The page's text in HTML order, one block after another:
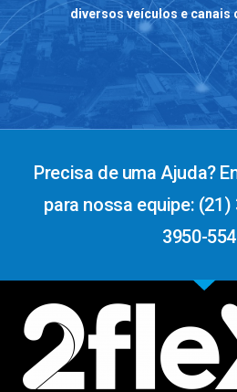
diversos veículos e canais
Precisa de uma Ajuda?
para nossa equipe: (21)
3950-